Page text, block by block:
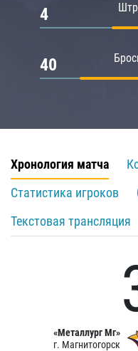
4
40
Хронология матча
Статистика игроков
Текстовая трансляция
«Металлург Мг»
г. Магнитогорск